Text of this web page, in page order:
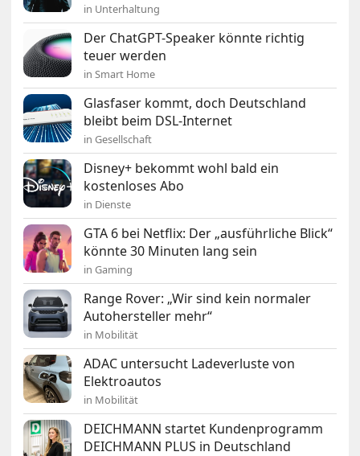
in Unterhaltung
Der ChatGPT-Speaker könnte richtig
teuer werden
in Smart Home
Glasfaser kommt, doch Deutschland
bleibt beim DSL-Internet
in Gesellschaft
Disney+ bekommt wohl bald ein
kostenloses Abo
in Dienste
GTA 6 bei Netflix: Der „ausführliche Blick“
könnte 30 Minuten lang sein
in Gaming
Range Rover: „Wir sind kein normaler
Autohersteller mehr“
in Mobilität
ADAC untersucht Ladeverluste von
Elektroautos
in Mobilität
DEICHMANN startet Kundenprogramm
DEICHMANN PLUS in Deutschland